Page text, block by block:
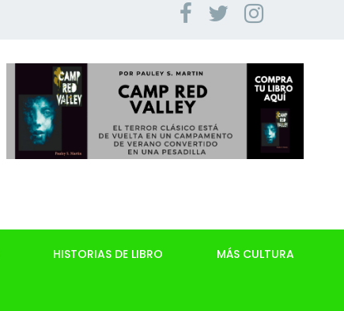
HISTORIAS DE LIBRO MÁS CULTURA